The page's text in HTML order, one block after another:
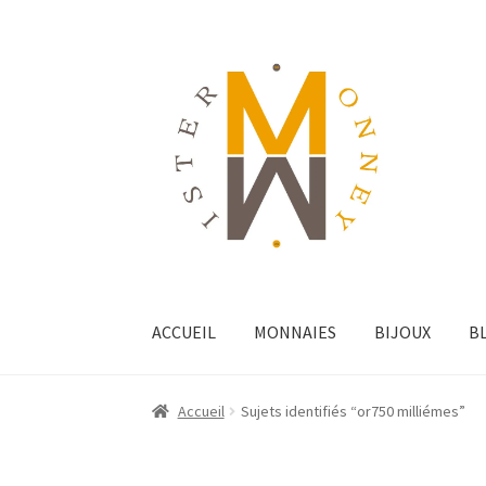
ACCUEIL MONNAIES BIJOUX
Accueil Sujets identifiés “or750 milliémes”